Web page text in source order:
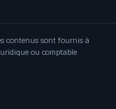
contenus sont fournis à
ou comptable